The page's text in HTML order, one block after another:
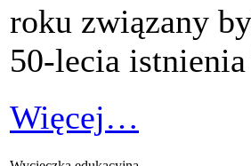
roku związany
50-lecia
Więcej…